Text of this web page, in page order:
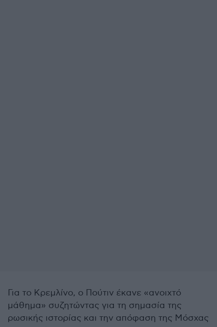
Για το Κρεμλίνο, ο Πούτιν έκανε «ανοιχτό
μάθημα» συζητώντας για τη σημασία της
ρωσικής ιστορίας και την απόφαση της Μόσχας